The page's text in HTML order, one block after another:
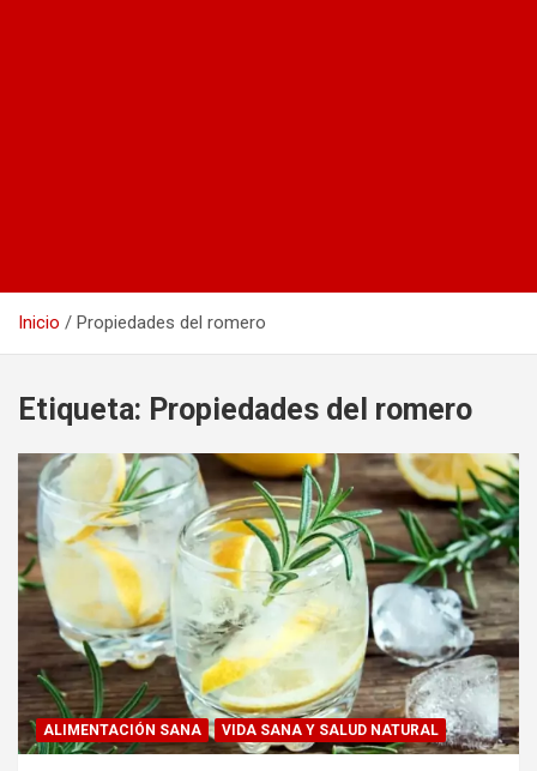
Inicio Propiedades del romero
Etiqueta: Propiedades del romero
ALIMENTACIÓN SANA VIDA SANA Y SALUD NATURAL